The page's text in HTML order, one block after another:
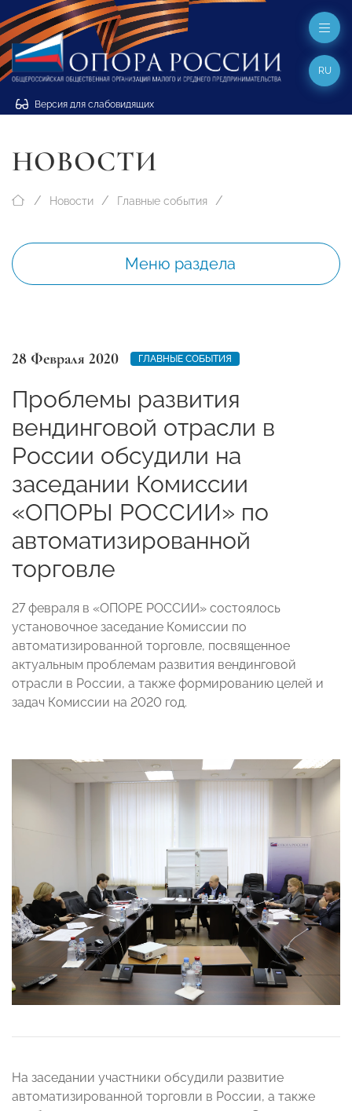
Версия для слабовидящих
RU
НОВОСТИ
Новости Главные события
Меню раздела
28 Февраля 2020 ГЛАВНЫЕ СОБЫТИЯ
Проблемы развития
вендинговой отрасли в
России обсудили на
заседании Комиссии
«ОПОРЫ РОССИИ» по
автоматизированной
торговле
27 февраля в «ОПОРЕ РОССИИ» состоялось
установочное заседание Комиссии по
автоматизированной торговле, посвященное
актуальным проблемам развития вендинговой
отрасли в России, а также формированию целей и
задач Комиссии на 2020 год.
На заседании участники обсудили развитие
автоматизированной торговли в России, а также